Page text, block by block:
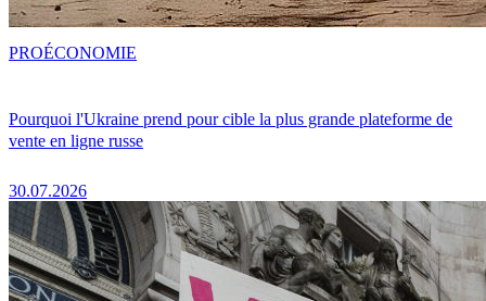
Pourquoi l'Ukraine prend pour cible la plus grande plateforme de
vente en ligne russe
30.07.2026
PROÉCONOMIE